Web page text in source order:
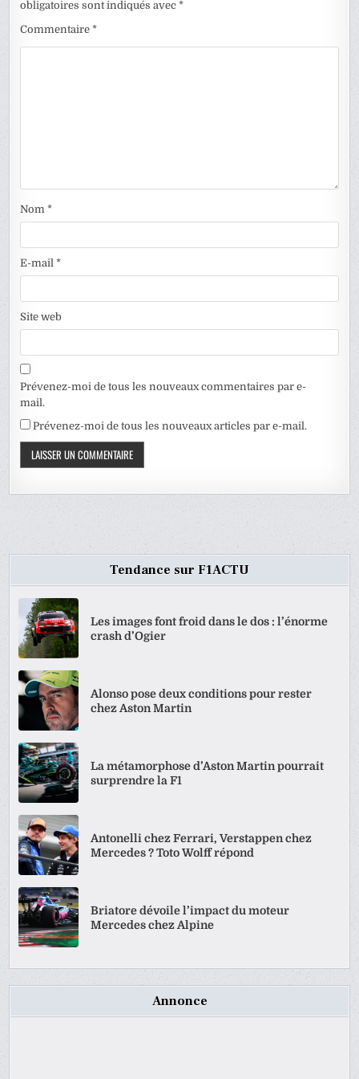
obligatoires sont indiqués avec*
Commentaire*
Nom*
E-mail*
Site web
Prévenez-moi de tous les nouveaux commentaires par e-
mail.
Prévenez-moi de tous les nouveaux articles par e-mail.
Tendance sur F1ACTU
Les images font froid dans le dos : l’énorme
crash d’Ogier
Alonso pose deux conditions pour rester
chez Aston Martin
La métamorphose d’Aston Martin pourrait
surprendre la F1
Antonelli chez Ferrari, Verstappen chez
Mercedes ? Toto Wolff répond
Briatore dévoile l’impact du moteur
Mercedes chez Alpine
Annonce